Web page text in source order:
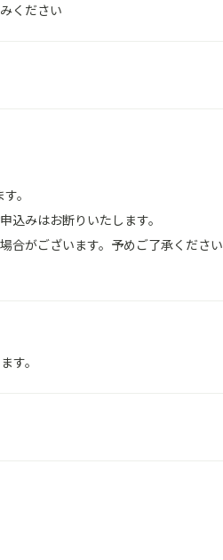
ください
。
込みはお断りいたします。
合がございます。予めご了承ください
す。